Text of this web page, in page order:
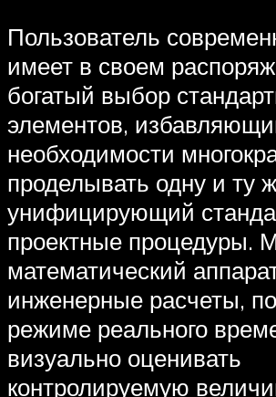
Пользователь
имеет в своем
богатый выбор
элементов,
необходимости
проделывать одну и ту
унифицирующий
проектные процедуры.
математический
инженерные расчеты,
режиме реального
визуально оценивать
контролируемую